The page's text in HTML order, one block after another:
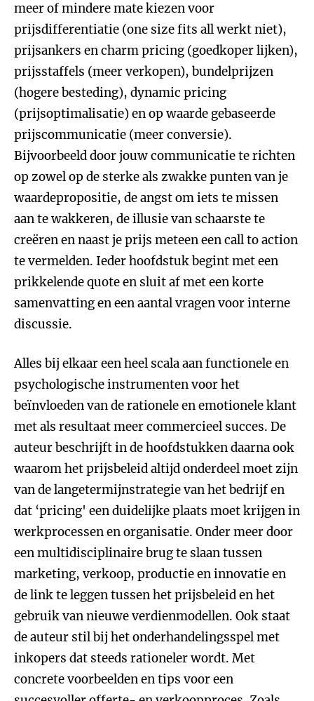
meer of mindere mate kiezen voor
prijsdifferentiatie (one size fits all werkt niet),
prijsankers en charm pricing (goedkoper lijken),
prijsstaffels (meer verkopen), bundelprijzen
(hogere besteding), dynamic pricing
(prijsoptimalisatie) en op waarde gebaseerde
prijscommunicatie (meer conversie).
Bijvoorbeeld door jouw communicatie te richten
op zowel op de sterke als zwakke punten van je
waardepropositie, de angst om iets te missen
aan te wakkeren, de illusie van schaarste te
creëren en naast je prijs meteen een call to action
te vermelden. Ieder hoofdstuk begint met een
prikkelende quote en sluit af met een korte
samenvatting en een aantal vragen voor interne
discussie.
Alles bij elkaar een heel scala aan functionele en
psychologische instrumenten voor het
beïnvloeden van de rationele en emotionele klant
met als resultaat meer commercieel succes. De
auteur beschrijft in de hoofdstukken daarna ook
waarom het prijsbeleid altijd onderdeel moet zijn
van de langetermijnstrategie van het bedrijf en
dat ‘pricing' een duidelijke plaats moet krijgen in
werkprocessen en organisatie. Onder meer door
een multidisciplinaire brug te slaan tussen
marketing, verkoop, productie en innovatie en
de link te leggen tussen het prijsbeleid en het
gebruik van nieuwe verdienmodellen. Ook staat
de auteur stil bij het onderhandelingsspel met
inkopers dat steeds rationeler wordt. Met
concrete voorbeelden en tips voor een